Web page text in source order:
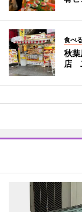
食べる
秋
店